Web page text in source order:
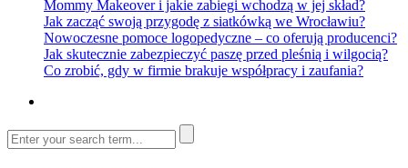
Mommy Makeover i jakie zabiegi wchodzą w jej skład?
Jak zacząć swoją przygodę z siatkówką we Wrocławiu?
Nowoczesne pomoce logopedyczne – co oferują producenci?
Jak skutecznie zabezpieczyć paszę przed pleśnią i wilgocią?
Co zrobić, gdy w firmie brakuje współpracy i zaufania?